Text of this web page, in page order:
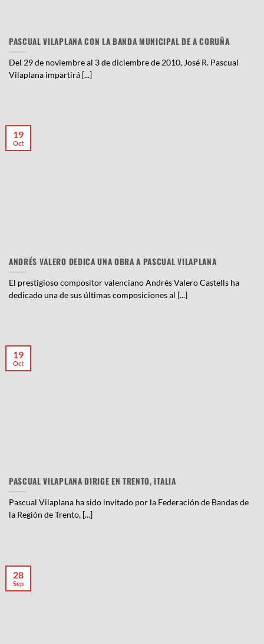
PASCUAL VILAPLANA CON LA BANDA MUNICIPAL DE A CORUÑA
Del 29 de noviembre al 3 de diciembre de 2010, José R. Pascual
Vilaplana impartirá [...]
ANDRÉS VALERO DEDICA UNA OBRA A PASCUAL VILAPLANA
El prestigioso compositor valenciano Andrés Valero Castells ha
dedicado una de sus últimas composiciones al [...]
19
Oct
PASCUAL VILAPLANA DIRIGE EN TRENTO, ITALIA
Pascual Vilaplana ha sido invitado por la Federación de Bandas de
la Región de Trento, [...]
19
Oct
28
Sep